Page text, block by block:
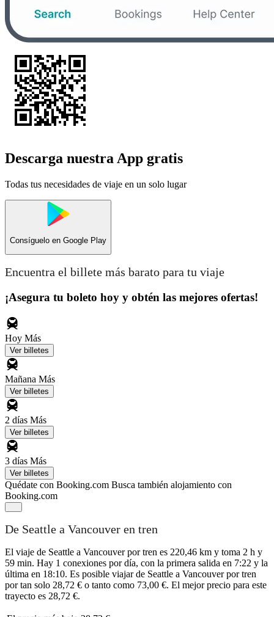
Descarga nuestra App gratis
Todas tus necesidades de viaje en un solo lugar
Consíguelo en Google Play
Encuentra el billete más barato para tu viaje
¡Asegura tu boleto hoy y obtén las mejores ofertas!
Hoy Más
Ver billetes
Mañana Más
Ver billetes
2 días Más
Ver billetes
3 días Más
Ver billetes
Quédate con Booking.com Busca también alojamiento con
Booking.com
De Seattle a Vancouver en tren
El viaje de Seattle a Vancouver por tren es 220,46 km y toma 2 h y
59 min. Hay 1 conexiones por día, con la primera salida en 7:22 y la
última en 18:10. Es posible viajar de Seattle a Vancouver por tren
por tan solo 28,72 € o tanto como 73,00 €. El mejor precio para este
trayecto es 28,72 €.